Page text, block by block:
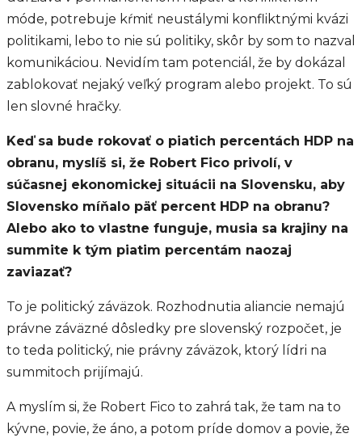
móde, potrebuje kŕmiť neustálymi konfliktnými kvázi
politikami, lebo to nie sú politiky, skôr by som to nazval
komunikáciou. Nevidím tam potenciál, že by dokázal
zablokovať nejaký veľký program alebo projekt. To sú
len slovné hračky.
Keď sa bude rokovať o piatich percentách HDP na
obranu, myslíš si, že Robert Fico privolí, v
súčasnej ekonomickej situácii na Slovensku, aby
Slovensko míňalo päť percent HDP na obranu?
Alebo ako to vlastne funguje, musia sa krajiny na
summite k tým piatim percentám naozaj
zaviazať?
To je politický záväzok. Rozhodnutia aliancie nemajú
právne záväzné dôsledky pre slovenský rozpočet, je
to teda politický, nie právny záväzok, ktorý lídri na
summitoch prijímajú.
A myslím si, že Robert Fico to zahrá tak, že tam na to
kývne, povie, že áno, a potom príde domov a povie, že